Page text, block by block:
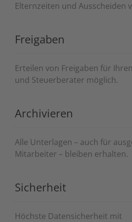
Elternzeiten und Ausscheiden
Freigaben
Erteilen von Freigaben für
und Steuerberater möglich.
Archivieren
Alle Unterlagen – auch für
Mitarbeiter – bleiben erhalten.
Sicherheit
Höchste Datensicherheit mit